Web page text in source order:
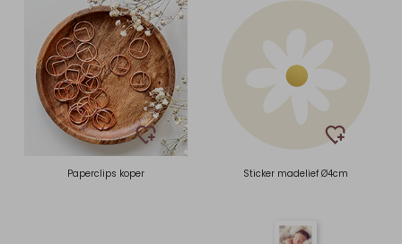
Paperclips koper Sticker madelief Ø4cm